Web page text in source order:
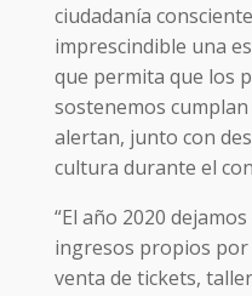
ciudadanía
imprescindible una
que permita que los
sostenemos cumplan
alertan, junto con
cultura durante el
“El año 2020
ingresos propios por
venta de tickets,